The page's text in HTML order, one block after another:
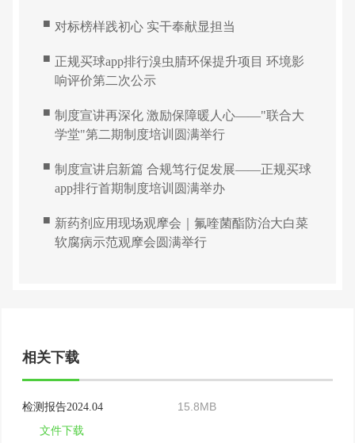
■ 对标榜样践初心 实干奉献显担当
■ 正规买球app排行溴虫腈环保提升项目 环境影
响评价第二次公示
■ 制度宣讲再深化 激励保障暖人心——"联合大
学堂"第二期制度培训圆满举行
■ 制度宣讲启新篇 合规笃行促发展——正规买球
app排行首期制度培训圆满举办
■ 新药剂应用现场观摩会｜氟喹菌酯防治大白菜
软腐病示范观摩会圆满举行
相关下载
检测报告2024.04 15.8MB
文件下载